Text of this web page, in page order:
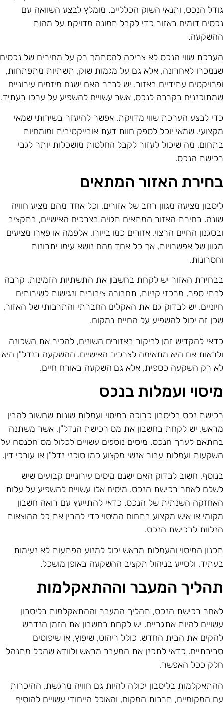
הנכס, ותנאי השוק הכלליים. מומלץ לבצע השוואה עם
דומים באזור כדי לקבל תמונה מדויקת על מהות
שווי הנכס לא צריכה להסתמך רק על מחירים של נכסים
לאחרונה, אלא גם על מגמות שוק, תשתיות מתפתחות,
עתידיים באזור. יש לברר האם ישנם מיזמים עירוניים
בקרבה לנכס, אשר עשויים להשפיע על ערכו בעתיד.
לבצע הערכת שווי מדויקת, אפשר להיעזר בשירותי שמאי
שמאי יוכל לספק חוות דעת אובייקטיבית ומומחיות
מה שיכול לעזור לקבל החלטות מושכלות יותר לגבי
הנכס.
האזור המתאים
מציעה מגוון רחב של אזורים, וכל אחד מהם מציע חוויה
בחירת האזור המתאים תלויה בצרכים האישיים, בתקציב
החיים הרצוי. אזורים כמו בייורו, אלפמה או פארו מציעים
של אפשרויות, אך כל אחד מהם נושא עימו יתרונות
האזור יש לקחת בחשבון את התשתיות הזמינות, קרבה
ספר, מרכזי קניות, תחבורה ציבורית ונגישות לשירותים
יש לבדוק גם את האקלים החברתי והתרבותי של האזור,
זה יכול להשפיע על החיים במקום.
להקדיש זמן לביקור באזורים השונים, להכיר את השכונה
אם היא מתאימה לצרכים האישיים. ההשקעה בנדל"ן היא
רק השקעה כספית, אלא גם השקעה באורח חיים.
ועמלות בנכס
נכס בליסבון כרוכה במיסוי ועמלות שונות שחשוב להבין
יש לקחת בחשבון את מס רכישת הנדל"ן, אשר משתנה
לערך הנכס. מיסים נוספים עשויים לכלול מס הכנסה על
ועמלות עבור אנשי מקצוע כמו סוכני נדל"ן או עורכי דין.
חשוב לבדוק האם ישנם מיסים עירוניים קבועים שיש
לאחר רכישת הנכס. מיסים אלו עשויים להשפיע על עלות
השנתית של הנכס. כדאי להתייעץ עם רואה חשבון
או איש מקצוע בתחום המיסוי כדי להבין את כל ההוצאות
לרכישת הנכס.
המיסוי והעמלות מראש יכול למנוע הפתעות לא נעימות
ולסייע בניהול תקציב ההשקעה באופן מושכל.
המעבר וההתאקלמות
רכישת הנכס, תהליך המעבר וההתאקלמות בליסבון
להיות אתגריים. יש לקחת בחשבון את הזמן הנדרש
את הבית החדש, כולל ריהוט, שיפוץ, או שיפוטים
כדאי לתכנן את המעבר מראש ולוודא שהכל מתנהל
ככל האפשר.
בליסבון יכולה להיות גם חוויה מרגשת. ההיכרות
המקומיים, תרבות המקום, והאוכל הייחודי עשויים להוסיף